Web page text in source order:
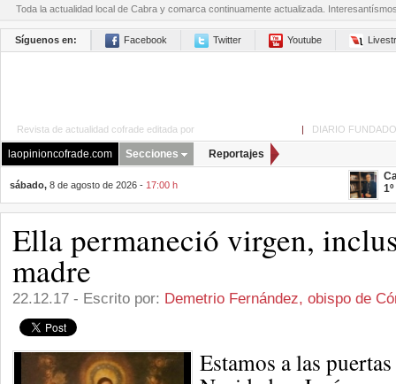
Toda la actualidad local de Cabra y comarca continuamente actualizada.
Síguenos en: Facebook Twitter Youtube
Revista de actualidad cofrade editada por | DIARIO
laopinioncofrade.com Secciones Reportajes
sábado, 8 de agosto de 2026 - 17:00 h
Ella permaneció virgen,
madre
22.12.17 - Escrito por: Demetrio Fernández, obispo de
Estamos a las